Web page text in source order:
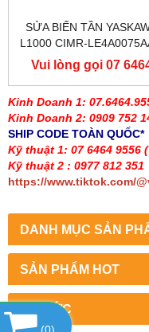
Kinh Doanh 1:
Kinh Doanh 2: 0909 752
SHIP CODE TOÀN QUỐC*
Kỹ thuật 1: 07 6464 9556
Kỹ thuật 2 : 0977 812 351
https://www.tiktok.com/
DANH MỤC SẢN
SẢN PHẨM HOT
TIN TỨC
SỬA BIẾN TẦN
L1000 CIMR-
400V 37KW, BIẾN TẦN
YASKAWA L1000
Vui lòng gọi 07
9556